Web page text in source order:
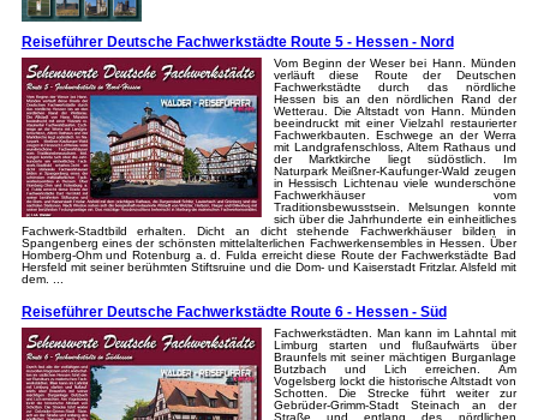
Reiseführer Deutsche Fachwerkstädte Route 5 - Hessen - Nord
Vom Beginn der Weser bei Hann. Münden
verläuft diese Route der Deutschen
Fachwerkstädte durch das nördliche
Hessen bis an den nördlichen Rand der
Wetterau. Die Altstadt von Hann. Münden
beeindruckt mit einer Vielzahl restaurierter
Fachwerkbauten. Eschwege an der Werra
mit Landgrafenschloss, Altem Rathaus und
der Marktkirche liegt südöstlich. Im
Naturpark Meißner-Kaufunger-Wald zeugen
in Hessisch Lichtenau viele wunderschöne
Fachwerkhäuser vom
Traditionsbewusstsein. Melsungen konnte
sich über die Jahrhunderte ein einheitliches
Fachwerk-Stadtbild erhalten. Dicht an dicht stehende Fachwerkhäuser bilden in
Spangenberg eines der schönsten mittelalterlichen Fachwerkensembles in Hessen. Über
Homberg-Ohm und Rotenburg a. d. Fulda erreicht diese Route der Fachwerkstädte Bad
Hersfeld mit seiner berühmten Stiftsruine und die Dom- und Kaiserstadt Fritzlar. Alsfeld mit
dem. ...
Reiseführer Deutsche Fachwerkstädte Route 6 - Hessen - Süd
Fachwerkstädten. Man kann im Lahntal mit
Limburg starten und flußaufwärts über
Braunfels mit seiner mächtigen Burganlage
Butzbach und Lich erreichen. Am
Vogelsberg lockt die historische Altstadt von
Schotten. Die Strecke führt weiter zur
Gebrüder-Grimm-Stadt Steinach an der